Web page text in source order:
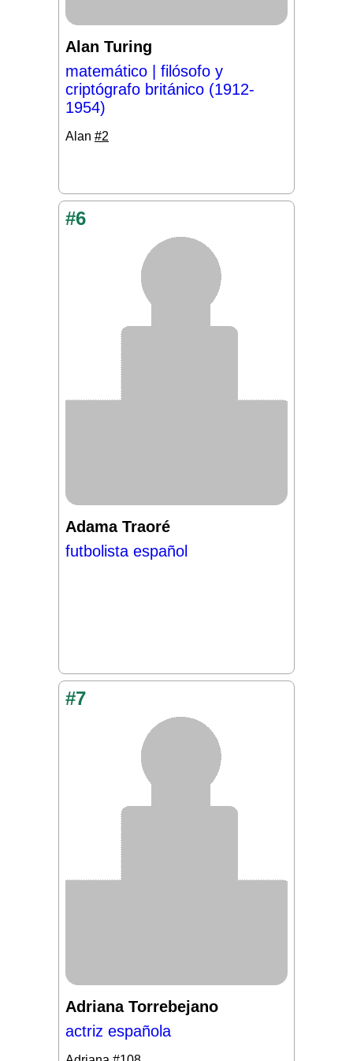
Alan Turing
matemático | filósofo y
criptógrafo británico (1912-
1954)
Alan #2
#6
Adama Traoré
futbolista español
#7
Adriana Torrebejano
actriz española